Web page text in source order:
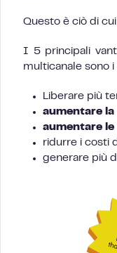
Questo è ciò di
I 5 principali
multicanale sono i
Liberare più
aumentare
aumentare
ridurre i costi
generare più